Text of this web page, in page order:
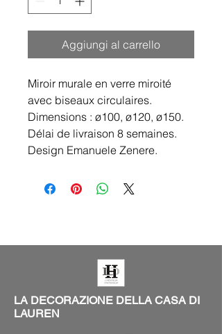
Aggiungi al carrello
Miroir murale en verre miroité
avec biseaux circulaires.
Dimensions : ø100, ø120, ø150.
Délai de livraison 8 semaines.
Design Emanuele Zenere.
LA DECORAZIONE DELLA CASA DI
LAUREN